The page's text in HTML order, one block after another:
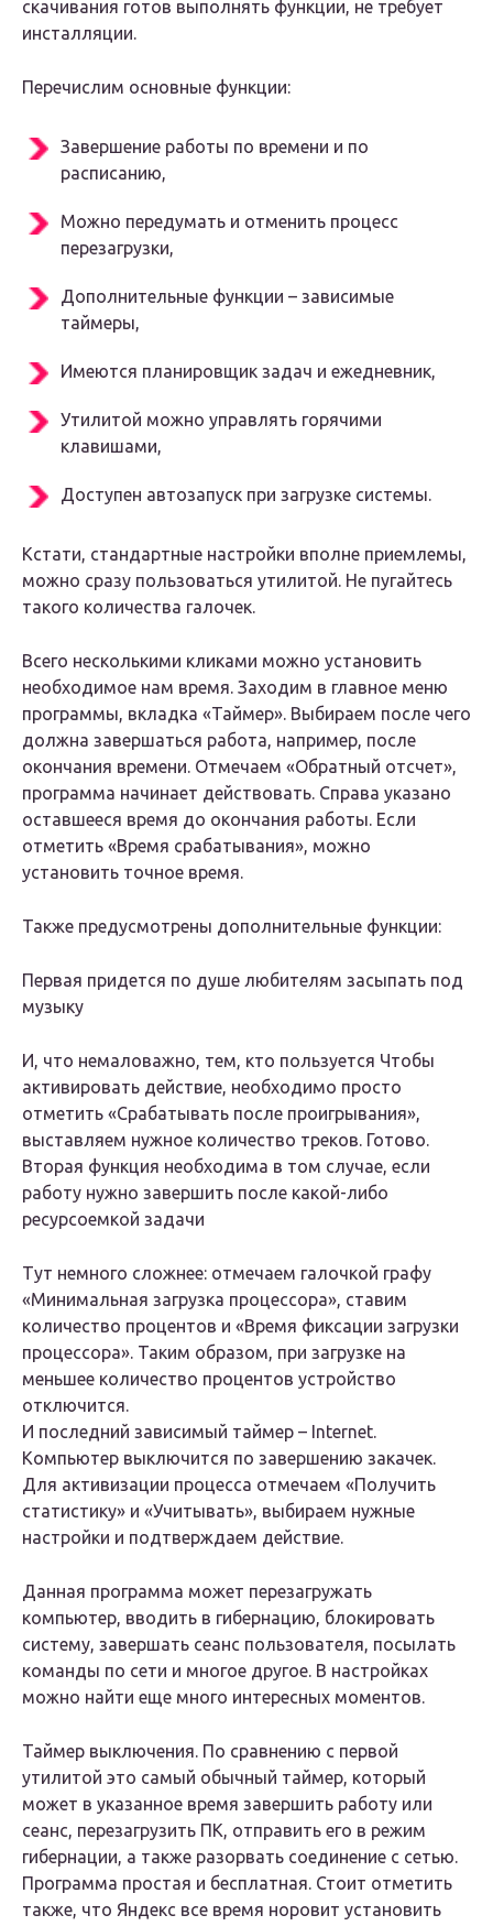
скачивания готов выполнять функции, не требует
инсталляции.
Перечислим основные функции:
Завершение работы по времени и по
расписанию,
Можно передумать и отменить процесс
перезагрузки,
Дополнительные функции – зависимые
таймеры,
Имеются планировщик задач и ежедневник,
Утилитой можно управлять горячими
клавишами,
Доступен автозапуск при загрузке системы.
Кстати, стандартные настройки вполне приемлемы,
можно сразу пользоваться утилитой. Не пугайтесь
такого количества галочек.
Всего несколькими кликами можно установить
необходимое нам время. Заходим в главное меню
программы, вкладка «Таймер». Выбираем после чего
должна завершаться работа, например, после
окончания времени. Отмечаем «Обратный отсчет»,
программа начинает действовать. Справа указано
оставшееся время до окончания работы. Если
отметить «Время срабатывания», можно
установить точное время.
Также предусмотрены дополнительные функции:
Первая придется по душе любителям засыпать под
музыку
И, что немаловажно, тем, кто пользуется Чтобы
активировать действие, необходимо просто
отметить «Срабатывать после проигрывания»,
выставляем нужное количество треков. Готово.
Вторая функция необходима в том случае, если
работу нужно завершить после какой-либо
ресурсоемкой задачи
Тут немного сложнее: отмечаем галочкой графу
«Минимальная загрузка процессора», ставим
количество процентов и «Время фиксации загрузки
процессора». Таким образом, при загрузке на
меньшее количество процентов устройство
отключится.
И последний зависимый таймер – Internet.
Компьютер выключится по завершению закачек.
Для активизации процесса отмечаем «Получить
статистику» и «Учитывать», выбираем нужные
настройки и подтверждаем действие.
Данная программа может перезагружать
компьютер, вводить в гибернацию, блокировать
систему, завершать сеанс пользователя, посылать
команды по сети и многое другое. В настройках
можно найти еще много интересных моментов.
Таймер выключения. По сравнению с первой
утилитой это самый обычный таймер, который
может в указанное время завершить работу или
сеанс, перезагрузить ПК, отправить его в режим
гибернации, а также разорвать соединение с сетью.
Программа простая и бесплатная. Стоит отметить
также, что Яндекс все время норовит установить